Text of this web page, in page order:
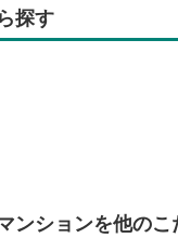
探す
ンションを他の